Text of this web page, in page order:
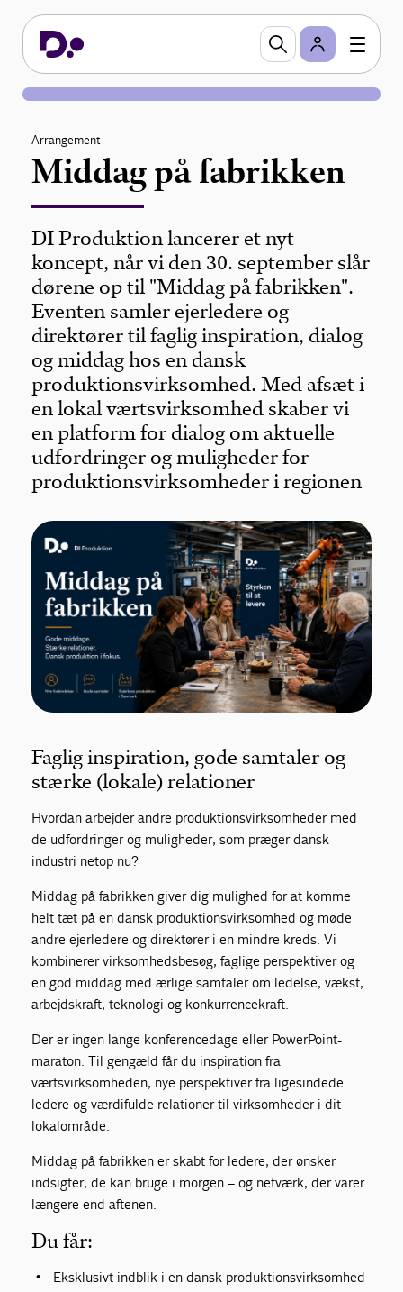
Arrangement
Middag på fabrikken
DI Produktion lancerer et nyt
koncept, når vi den 30. september slår
dørene op til "Middag på fabrikken".
Eventen samler ejerledere og
direktører til faglig inspiration, dialog
og middag hos en dansk
produktionsvirksomhed. Med afsæt i
en lokal værtsvirksomhed skaber vi
en platform for dialog om aktuelle
udfordringer og muligheder for
produktionsvirksomheder i regionen
Faglig inspiration, gode samtaler og
stærke (lokale) relationer
Hvordan arbejder andre produktionsvirksomheder med
de udfordringer og muligheder, som præger dansk
industri netop nu?
Middag på fabrikken giver dig mulighed for at komme
helt tæt på en dansk produktionsvirksomhed og møde
andre ejerledere og direktører i en mindre kreds. Vi
kombinerer virksomhedsbesøg, faglige perspektiver og
en god middag med ærlige samtaler om ledelse, vækst,
arbejdskraft, teknologi og konkurrencekraft.
Der er ingen lange konferencedage eller PowerPoint-
maraton. Til gengæld får du inspiration fra
værtsvirksomheden, nye perspektiver fra ligesindede
ledere og værdifulde relationer til virksomheder i dit
lokalområde.
Middag på fabrikken er skabt for ledere, der ønsker
indsigter, de kan bruge i morgen – og netværk, der varer
længere end aftenen.
Du får:
Eksklusivt indblik i en dansk produktionsvirksomhed